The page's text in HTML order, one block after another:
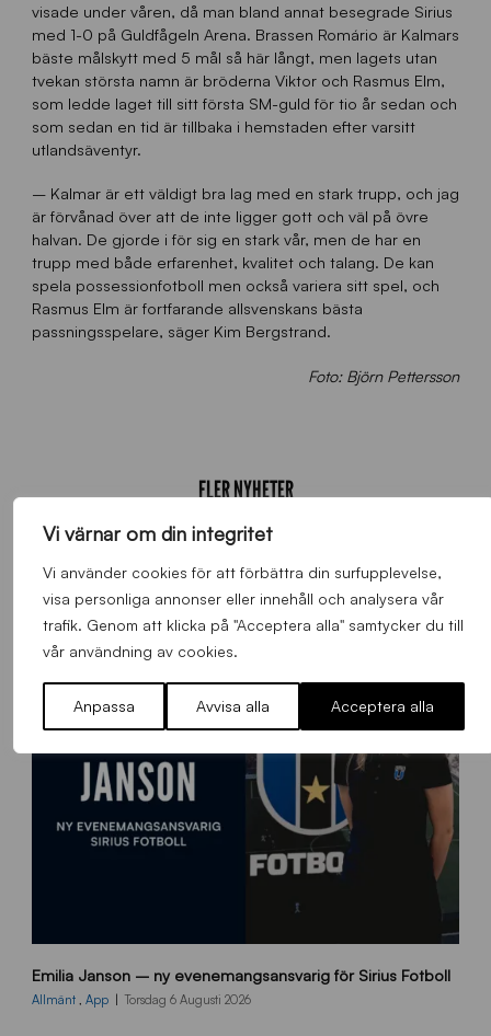
Vi värnar om din integritet
Vi använder cookies för att förbättra din surfupplevelse,
visa personliga annonser eller innehåll och analysera vår
trafik. Genom att klicka på "Acceptera alla" samtycker du till
vår användning av cookies.
Anpassa Avvisa alla Acceptera alla
visade under våren, då man bland annat besegrade Sirius
med 1-0 på Guldfågeln Arena. Brassen Romário är Kalmars
bäste målskytt med 5 mål så här långt, men lagets utan
tvekan största namn är bröderna Viktor och Rasmus Elm,
som ledde laget till sitt första SM-guld för tio år sedan och
som sedan en tid är tillbaka i hemstaden efter varsitt
utlandsäventyr.
– Kalmar är ett väldigt bra lag med en stark trupp, och jag
är förvånad över att de inte ligger gott och väl på övre
halvan. De gjorde i för sig en stark vår, men de har en
trupp med både erfarenhet, kvalitet och talang. De kan
spela possessionfotboll men också variera sitt spel, och
Rasmus Elm är fortfarande allsvenskans bästa
passningsspelare, säger Kim Bergstrand.
Foto: Björn Pettersson
FLER NYHETER
0
0
Emilia Janson – ny evenemangsansvarig för Sirius Fotboll
Allmänt , App Torsdag 6 Augusti 2026